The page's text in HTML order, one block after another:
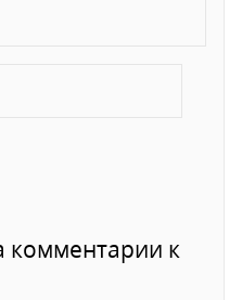
комментарии к